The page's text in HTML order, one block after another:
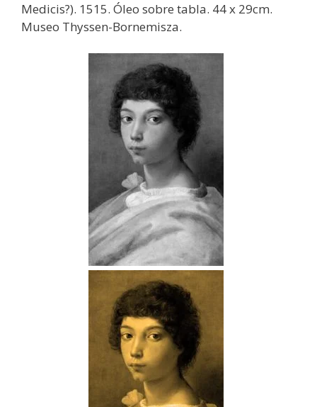
Medicis?). 1515. Óleo sobre tabla. 44 x 29cm.
Museo Thyssen-Bornemisza.